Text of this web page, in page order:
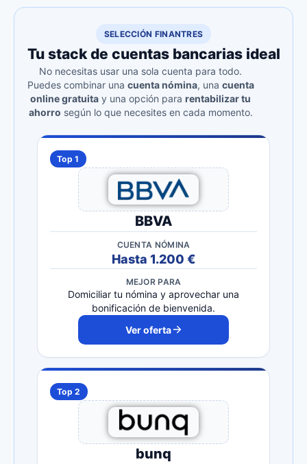
SELECCIÓN FINANTRES
Tu stack de cuentas bancarias ideal
No necesitas usar una sola cuenta para todo.
Puedes combinar una cuenta nómina, una cuenta
online gratuita y una opción para rentabilizar tu
ahorro según lo que necesites en cada momento.
Top 1
BBVA
CUENTA NÓMINA
Hasta 1.200 €
MEJOR PARA
Domiciliar tu nómina y aprovechar una
bonificación de bienvenida.
Ver oferta
Top 2
bunq